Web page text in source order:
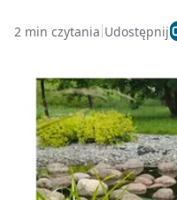
2 min czytania Udostępnij